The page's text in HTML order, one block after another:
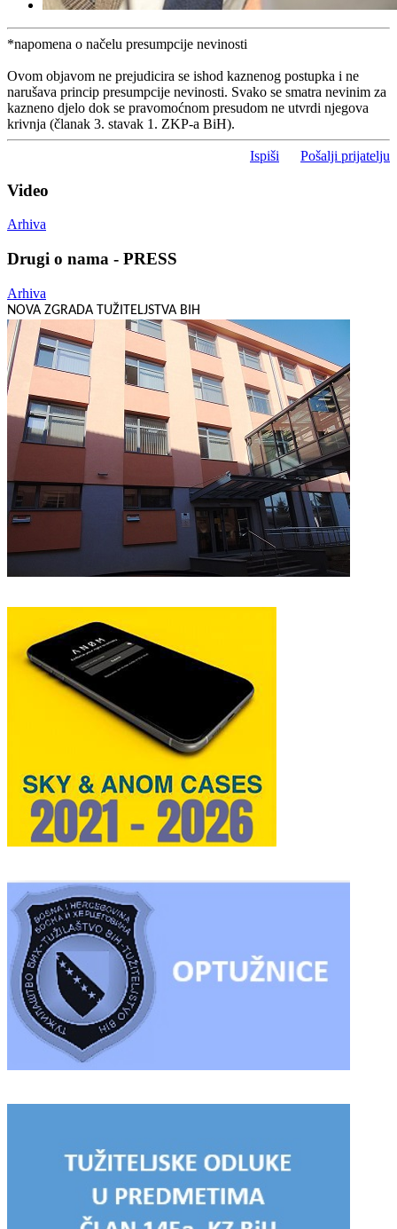
*napomena o načelu presumpcije nevinosti
Ovom objavom ne prejudicira se ishod kaznenog postupka i ne
narušava princip presumpcije nevinosti. Svako se smatra nevinim za
kazneno djelo dok se pravomoćnom presudom ne utvrdi njegova
krivnja (članak 3. stavak 1. ZKP-a BiH).
Ispiši Pošalji prijatelju
Video
Arhiva
Drugi o nama - PRESS
Arhiva
NOVA ZGRADA TUŽITELJSTVA BIH